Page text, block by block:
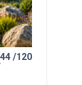
/120